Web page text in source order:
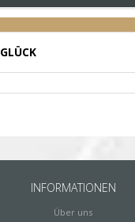
GLÜCK
INFORMATIONEN
Über uns